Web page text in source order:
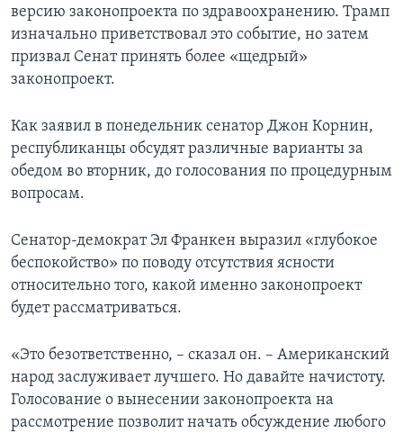
версию законопроекта по здравоохранению. Трамп
изначально приветствовал это событие, но затем
призвал Сенат принять более «щедрый»
законопроект.
Как заявил в понедельник сенатор Джон Корнин,
республиканцы обсудят различные варианты за
обедом во вторник, до голосования по процедурным
вопросам.
Сенатор-демократ Эл Франкен выразил «глубокое
беспокойство» по поводу отсутствия ясности
относительно того, какой именно законопроект
будет рассматриваться.
«Это безответственно, – сказал он. – Американский
народ заслуживает лучшего. Но давайте начистоту.
Голосование о вынесении законопроекта на
рассмотрение позволит начать обсуждение любого